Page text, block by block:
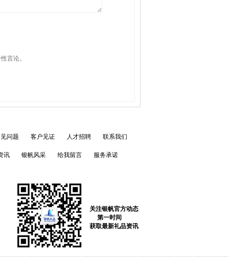
言论。
问题 客户见证 人才招聘 联系我们
讯 银帆风采 给我留言 服务承诺
关注银帆官方动态
第一时间
获取最新礼品资讯